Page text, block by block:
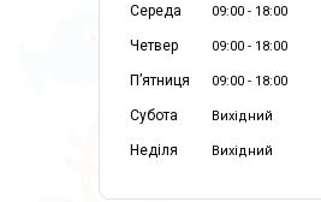
Середа 09:00 18:00
Четвер 09:00 18:00
Пʼятниця 09:00 18:00
Субота Вихідний
Неділя Вихідний